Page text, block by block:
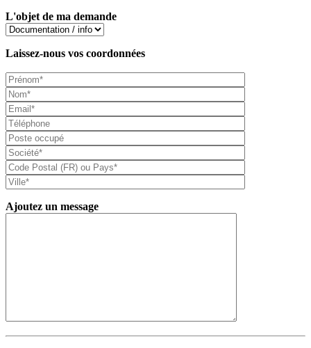
L'objet de ma demande
Laissez-nous vos coordonnées
Ajoutez un message